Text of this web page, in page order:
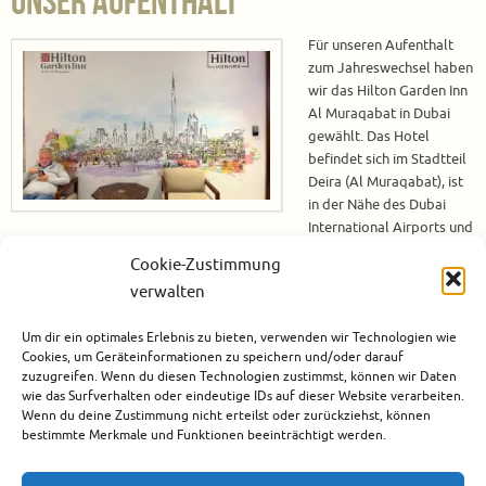
Cookie-Zustimmung
verwalten
Um dir ein optimales Erlebnis zu bieten, verwenden wir Technologien wie
Cookies, um Geräteinformationen zu speichern und/oder darauf
zuzugreifen. Wenn du diesen Technologien zustimmst, können wir Daten
wie das Surfverhalten oder eindeutige IDs auf dieser Website verarbeiten.
Wenn du deine Zustimmung nicht erteilst oder zurückziehst, können
bestimmte Merkmale und Funktionen beeinträchtigt werden.
Für unseren Aufenthalt
zum Jahreswechsel haben
wir das Hilton Garden Inn
Al Muraqabat in Dubai
gewählt. Das Hotel
befindet sich im Stadtteil
Deira (Al Muraqabat), ist
in der Nähe des Dubai
International Airports und
Sehenswürdigkeiten in Dubai einfach zu gelangen. Unser Aufenthalt im
Hilton Garden Inn Al Muraqabat Check-in Die Damen und Herren an der
Weiterlesen
Januar 28, 2024
Asien,Dubai,Hotels,Städtereise,Vereinigten Arabischen Emirate